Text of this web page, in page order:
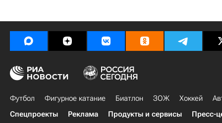
Футбол Фигурное катание Биатлон ЗОЖ Хоккей
Спецпроекты
Реклама Продукты и сервисы Пресс-